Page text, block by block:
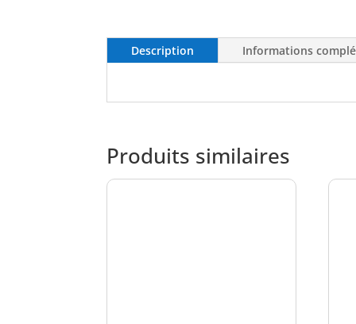
Description Informations
Produits similaires